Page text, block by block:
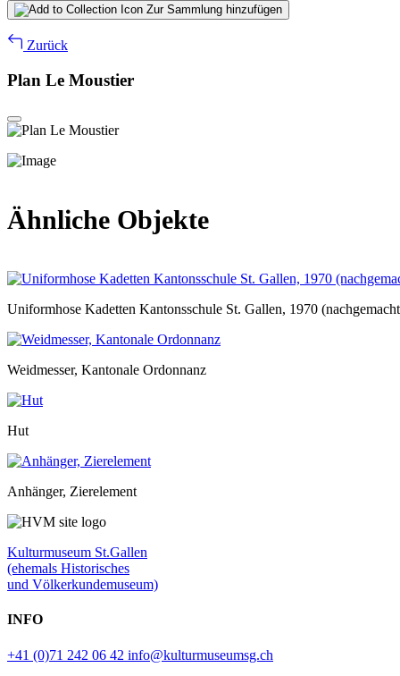
Zur Sammlung hinzufügen
Zurück
Plan Le Moustier
Ähnliche Objekte
Uniformhose Kadetten Kantonsschule St. Gallen, 1970
Weidmesser, Kantonale Ordonnanz
Hut
Anhänger, Zierelement
Kulturmuseum St.Gallen
(ehemals Historisches
und Völkerkundemuseum)
INFO
+41 (0)71 242 06 42 info@kulturmuseumsg.ch